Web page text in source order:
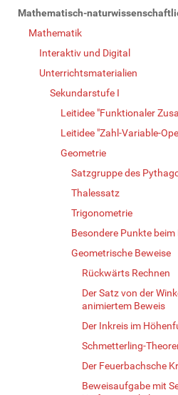
Mathematisch-
Mathematik
Interaktiv und Digital
Unterrichtsmaterialien
Sekundarstufe I
Leitidee "Funktionaler
Leitidee "Zahl-Variable-
Geometrie
Satzgruppe des
Thalessatz
Trigonometrie
Besondere Punkte beim
Geometrische Beweise
Rückwärts Rechnen
Der Satz von der
animiertem Beweis
Der Inkreis im
Schmetterling-
Der Feuerbachsche
Beweisaufgabe mit